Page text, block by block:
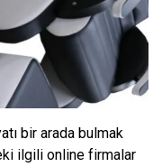
bir arada bulmak
ilgili online firmalar